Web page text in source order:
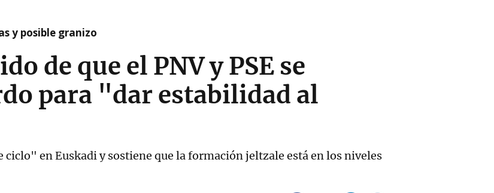
y posible granizo
de que el PNV y PSE se
para "dar estabilidad al
ciclo" en Euskadi y sostiene que la formación jeltzale está en los niveles